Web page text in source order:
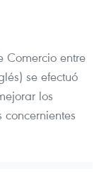
Comercio entre
se efectuó
los